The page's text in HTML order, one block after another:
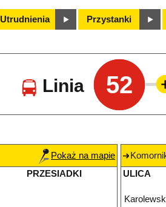
Utrudnienia Przystanki
Linia 52
Pokaż na mapie
PRZESIADKI
ULICA